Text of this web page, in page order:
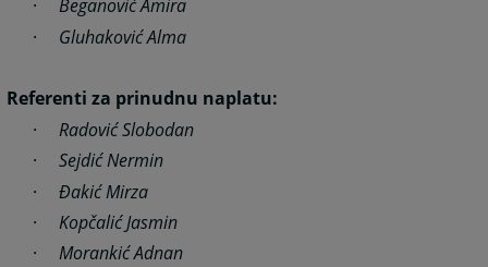
·Beganović Amira
· Gluhaković Alma
Referenti za prinudnu naplatu:
·Radović Slobodan
·Sejdić Nermin
·Đakić Mirza
·Kopčalić Jasmin
·Morankić Adnan